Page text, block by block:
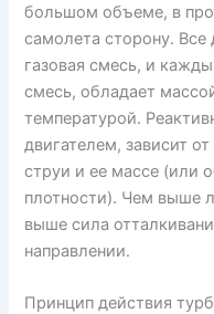
большом объеме, в
самолета сторону.
газовая смесь, и
смесь, обладает
температурой.
двигателем, зависит
струи и ее массе (или
плотности). Чем выше
выше сила
направлении.
Принцип действия